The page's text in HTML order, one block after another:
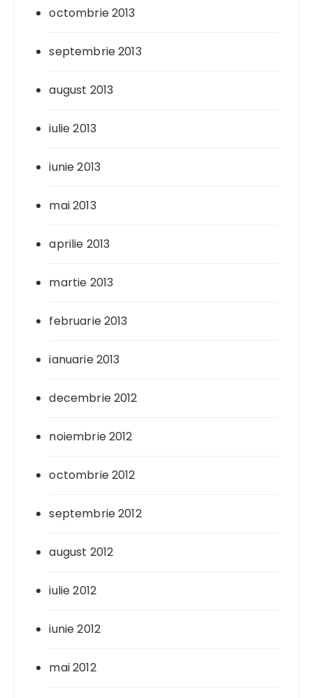
octombrie 2013
septembrie 2013
august 2013
iulie 2013
iunie 2013
mai 2013
aprilie 2013
martie 2013
februarie 2013
ianuarie 2013
decembrie 2012
noiembrie 2012
octombrie 2012
septembrie 2012
august 2012
iulie 2012
iunie 2012
mai 2012